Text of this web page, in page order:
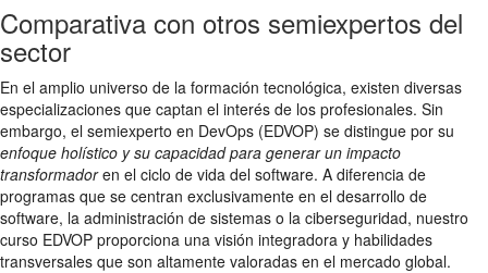
Comparativa con otros semiexpertos del
sector
En el amplio universo de la formación tecnológica, existen diversas
especializaciones que captan el interés de los profesionales. Sin
embargo, el semiexperto en DevOps (EDVOP) se distingue por su
enfoque holístico y su capacidad para generar un impacto
transformadoren el ciclo de vida del software. A diferencia de
programas que se centran exclusivamente en el desarrollo de
software, la administración de sistemas o la ciberseguridad, nuestro
curso EDVOP proporciona una visión integradora y habilidades
transversales que son altamente valoradas en el mercado global.